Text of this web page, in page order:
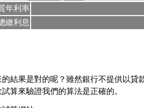
年利率
繳利息
結果是對的呢？雖然銀行不提供以貸
算來驗證我們的算法是正確的。